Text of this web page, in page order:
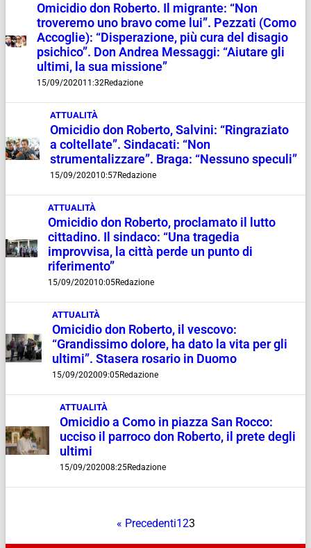
Omicidio don Roberto. Il migrante: “Non
troveremo uno bravo come lui”. Pezzati (Como
Accoglie): “Disperazione, più cura del disagio
psichico”. Don Andrea Messaggi: “Aiutare gli
ultimi, la sua missione”
15/09/202011:32Redazione
ATTUALITÀ
Omicidio don Roberto, Salvini: “Ringraziato
a coltellate”. Sindacati: “Non
strumentalizzare”. Braga: “Nessuno speculi”
15/09/202010:57Redazione
ATTUALITÀ
Omicidio don Roberto, proclamato il lutto
cittadino. Il sindaco: “Una tragedia
improvvisa, la città perde un punto di
riferimento”
15/09/202010:05Redazione
ATTUALITÀ
Omicidio don Roberto, il vescovo:
“Grandissimo dolore, ha dato la vita per gli
ultimi”. Stasera rosario in Duomo
15/09/202009:05Redazione
ATTUALITÀ
Omicidio a Como in piazza San Rocco:
ucciso il parroco don Roberto, il prete degli
ultimi
15/09/202008:25Redazione
« Precedenti123